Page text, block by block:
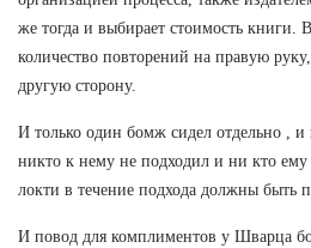
же тогда и выбирает стоимость книги.
количество повторений на правую
другую сторону.
И только один бомж сидел отдельно , и
никто к нему не подходил и ни кто
локти в течение подхода должны быть
И повод для комплиментов у Шварца